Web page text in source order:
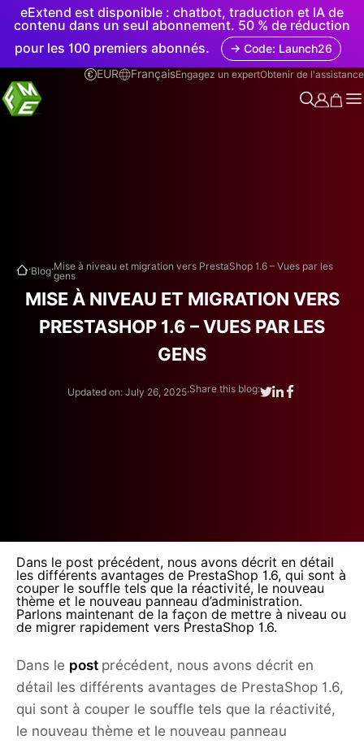
eExtend est disponible : chatbot, traduction et IA de
contenu dans un seul abonnement. 50 % de réduction
pour les 100 premiers abonnés.
→ Code: Launch26
EUR
FrançaisEngagez un expertObtenir de l'assistance
.Blog.Mise à niveau et migration vers PrestaShop 1.6 – Vues par les
gens
MISE À NIVEAU ET MIGRATION VERS
PRESTASHOP 1.6 – VUES PAR LES
GENS
Updated on: July 26, 2025.Share this blog:
Dans le post précédent, nous avons décrit en détail
les différents avantages de PrestaShop 1.6, qui sont à
couper le souffle tels que la réactivité, le nouveau
thème et le nouveau panneau d’administration.
Parlons maintenant de la façon de mettre à niveau ou
de migrer rapidement vers PrestaShop 1.6.
Dans le post précédent, nous avons décrit en
détail les différents avantages de PrestaShop 1.6,
qui sont à couper le souffle tels que la réactivité,
le nouveau thème et le nouveau panneau